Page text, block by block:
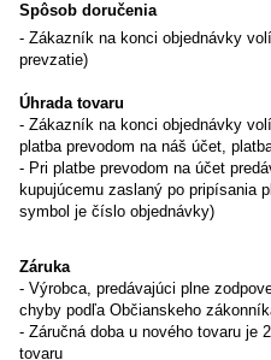
Spôsob doručenia
- Zákazník na konci objednávky
prevzatie)
Úhrada tovaru
- Zákazník na konci objednávky
platba prevodom na náš účet,
- Pri platbe prevodom na účet
kupujúcemu zaslaný po pripísania
symbol je číslo objednávky)
Záruka
- Výrobca, predávajúci plne
chyby podľa Občianskeho
- Záručná doba u nového tovaru je
tovaru